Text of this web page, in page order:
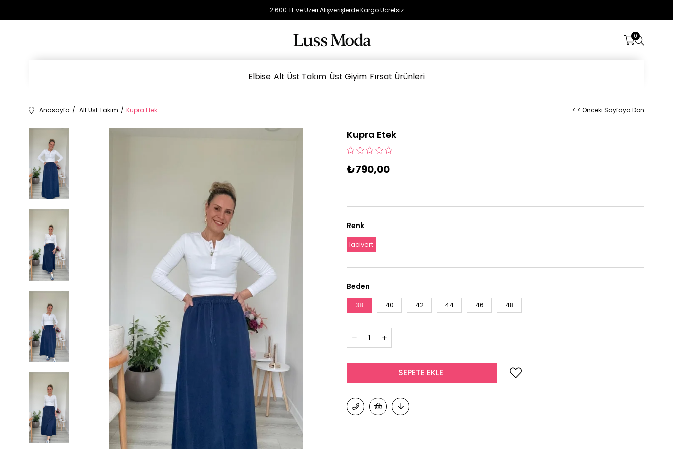
2.600 TL ve Üzeri Alışverişlerde Kargo Ücretsiz
0
Elbise Alt Üst Takım Üst Giyim Fırsat Ürünleri
Anasayfa Alt Üst Takım Kupra Etek < < Önceki Sayfaya Dön
Kupra Etek
₺790,00
Renk
lacivert
Beden
38 40 42 44 46 48